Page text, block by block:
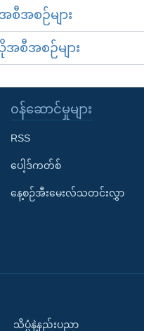
အစဉ်များ
စီအစဉ်များ
၀န်ဆောင်မှုများ
RSS
ပေါ့ဒ်ကတ်စ်
နေ့စဉ်အီးမေးလ်သတင်းလွှာ
သိပ္ပံနဲ့နည်းပညာ